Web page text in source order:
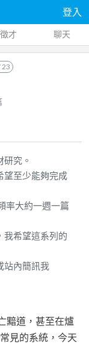
登入
徵才 聊天
23
究。
望至少能夠完成
率大約一週一篇
我希望這系列的
站內簡訊我
黯道，甚至在爐
見的系統，今天